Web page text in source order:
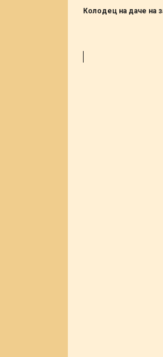
Колодец на даче на